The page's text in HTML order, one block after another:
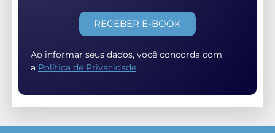
RECEBER E-BOOK
Ao informar seus dados, você concorda com
a Política de Privacidade.